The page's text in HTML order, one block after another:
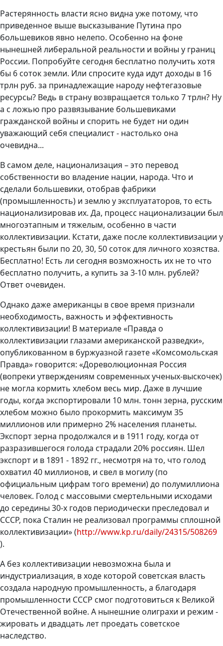
Растерянность власти ясно видна уже потому, что
приведенное выше высказывание Путина про
большевиков явно нелепо. Особенно на фоне
нынешней либеральной реальности и войны у границ
России. Попробуйте сегодня бесплатно получить хотя
бы 6 соток земли. Или спросите куда идут доходы в 16
трлн руб. за принадлежащие народу нефтегазовые
ресурсы? Ведь в страну возвращается только 7 трлн? Ну
а с ложью про развязывание большевиками
гражданской войны и спорить не будет ни один
уважающий себя специалист - настолько она
очевидна...
В самом деле, национализация – это перевод
собственности во владение нации, народа. Что и
сделали большевики, отобрав фабрики
(промышленность) и землю у эксплуататоров, то есть
национализировав их. Да, процесс национализации был
многоэтапным и тяжелым, особенно в части
коллективизации. Кстати, даже после коллективизации у
крестьян были по 20, 30, 50 соток для личного хозяства.
Бесплатно! Есть ли сегодня возможность их не то что
бесплатно получить, а купить за 3-10 млн. рублей?
Ответ очевиден.
Однако даже американцы в свое время признали
необходимость, важность и эффективность
коллективизации! В материале «Правда о
коллективизации глазами американской разведки»,
опубликованном в буржуазной газете «Комсомольская
Правда» говорится: «Дореволюционная Россия
(вопреки утверждениям современных ученых-выскочек)
не могла кормить хлебом весь мир. Даже в лучшие
годы, когда экспортировали 10 млн. тонн зерна, русским
хлебом можно было прокормить максимум 35
миллионов или примерно 2% населения планеты.
Экспорт зерна продолжался и в 1911 году, когда от
разразившегося голода страдали 20% россиян. Шел
экспорт и в 1891 - 1892 гг., несмотря на то, что голод
охватил 40 миллионов, и свел в могилу (по
официальным цифрам того времени) до полумиллиона
человек. Голод с массовыми смертельными исходами
до середины 30-х годов периодически преследовал и
СССР, пока Сталин не реализовал программы сплошной
коллективизации» (http://www.kp.ru/daily/24315/508269
).
А без коллективизации невозможна была и
индустриализация, в ходе которой советская власть
создала народную промышленность, а благодаря
промышленности СССР смог подготовиться к Великой
Отечественной войне. А нынешние олиграхи и режим -
жировать и двадцать лет проедать советское
наследство.